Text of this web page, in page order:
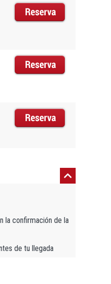
la confirmación de la
de tu llegada